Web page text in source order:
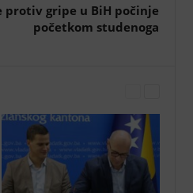
protiv gripe u BiH počinje
početkom studenoga